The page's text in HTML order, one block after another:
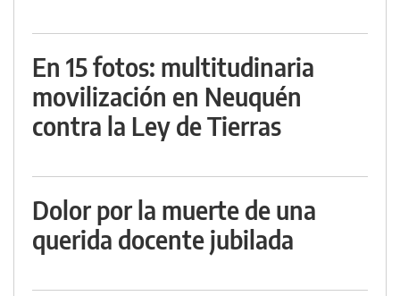
En 15 fotos: multitudinaria
movilización en Neuquén
contra la Ley de Tierras
Dolor por la muerte de una
querida docente jubilada